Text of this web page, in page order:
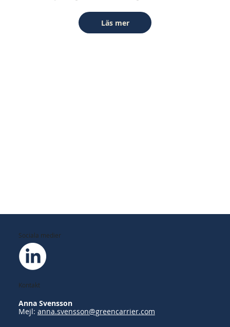
Läs mer
Sociala medier
Kontakt
Anna Svensson
Mejl: anna.svensson@greencarrier.com